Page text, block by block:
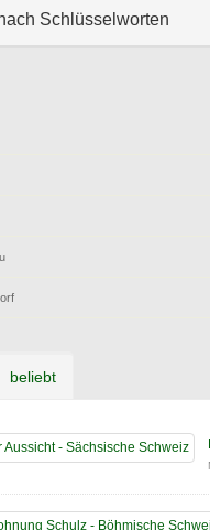
Schlüsselworten
beliebt